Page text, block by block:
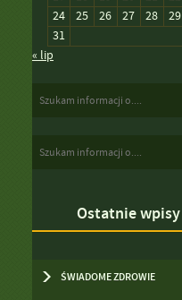
24
25 26 27 28 29
31
« lip
Ostatnie wpisy
ŚWIADOME ZDROWIE